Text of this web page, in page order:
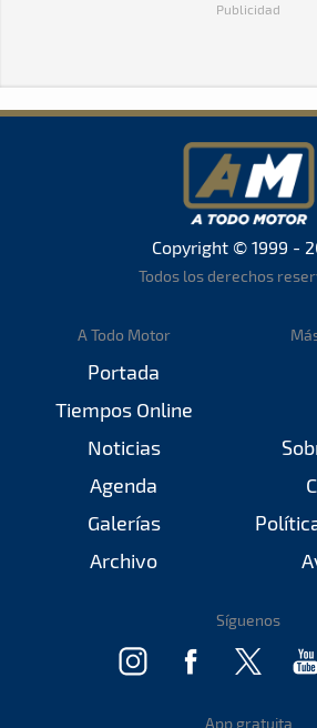
Publicidad
Copyright © 1999 -
Todos los derechos
A Todo Motor
Portada
Tiempos Online
Noticias
Agenda
Galerías
Archivo
Síguenos
App gratuita